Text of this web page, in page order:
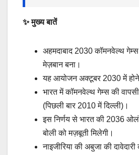
✨ मुख्य बातें
अहमदाबाद 2030 कॉमनवेल्थ
मेज़बान बना।
यह आयोजन अक्टूबर 2030 में होने
भारत में कॉमनवेल्थ गेम्स की
(पिछली बार 2010 में दिल्ली)।
इस निर्णय से भारत की 2036
बोली को मज़बूती मिलेगी।
नाइजीरिया की अबुजा की